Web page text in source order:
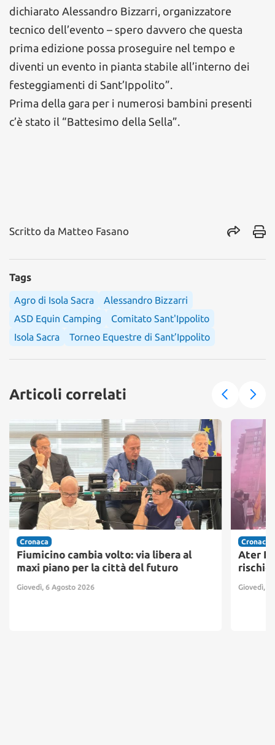
dichiarato Alessandro Bizzarri, organizzatore
tecnico dell’evento – spero davvero che questa
prima edizione possa proseguire nel tempo e
diventi un evento in pianta stabile all’interno dei
festeggiamenti di Sant’Ippolito”.
Prima della gara per i numerosi bambini presenti
c’è stato il “Battesimo della Sella”.
Scritto da Matteo Fasano
Tags
Agro di Isola Sacra
Alessandro Bizzarri
ASD Equin Camping
Comitato Sant'Ippolito
Isola Sacra
Torneo Equestre di Sant’Ippolito
Articoli correlati
Cronaca
Fiumicino cambia volto: via libera al
maxi piano per la città del futuro
Giovedì, 6 Agosto 2026
Cronaca
Ater
rischio
Giovedì, 6